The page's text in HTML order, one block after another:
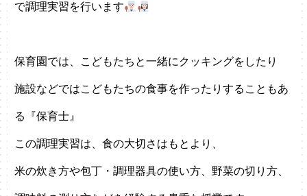
で調理実習を行います
保育園では、こどもたちと一緒にクッキングをしたり
施設などではこどもたちの食事を作ったりすることもあ
る『保育士』
この調理実習は、食の大切さはもとより、
米の炊き方や包丁・調理器具の使い方、野菜の切り方、